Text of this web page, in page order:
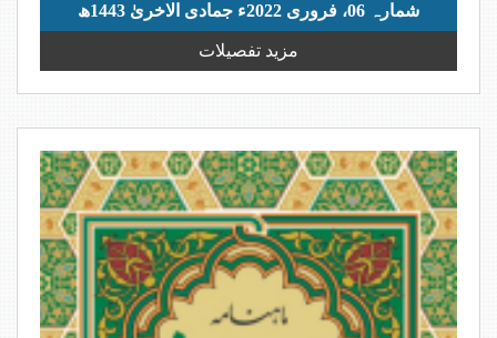
شمارہ 06، فروری 2022ء جمادی الاخریٰ 1443ھ
مزید تفصیلات